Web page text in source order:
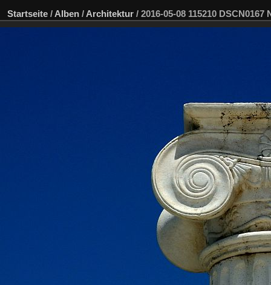
Startseite / Alben / Architektur / 2016-05-08 115210 DSCN0167